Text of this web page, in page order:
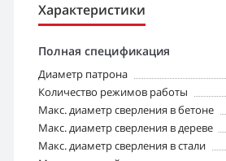
Характеристики
Полная спецификация
Диаметр патрона
Количество режимов работы
Макс. диаметр сверления в бетоне
Макс. диаметр сверления в дереве
Макс. диаметр сверления в стали